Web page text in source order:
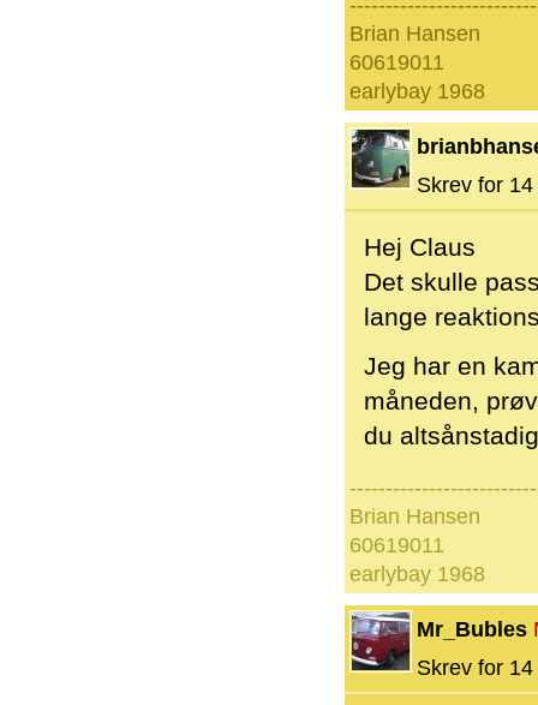
Brian Hansen
60619011
earlybay 1968
Skrev for
Hej Claus
Det skulle
lange
Jeg har en
måneden,
du
Brian Hansen
60619011
earlybay 1968
Mr_Bubles
Skrev for